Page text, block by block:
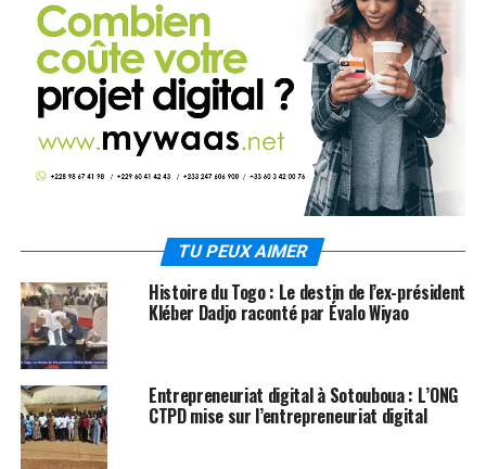
TU PEUX AIMER
Histoire du Togo : Le destin de l’ex-président
Kléber Dadjo raconté par Évalo Wiyao
Entrepreneuriat digital à Sotouboua : L’ONG
CTPD mise sur l’entrepreneuriat digital